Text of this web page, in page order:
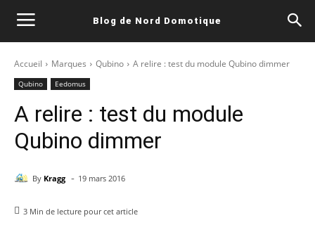
Blog de Nord Domotique
Accueil Marques Qubino A relire : test du module Qubino dimmer
Qubino Eedomus
A relire : test du module
Qubino dimmer
By Kragg - 19 mars 2016
3 Min de lecture pour cet article